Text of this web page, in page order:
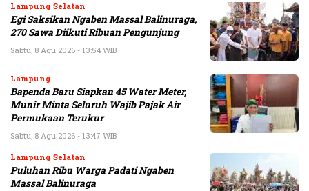
Lampung Selatan
Egi Saksikan Ngaben Massal Balinuraga,
270 Sawa Diikuti Ribuan Pengunjung
Sabtu, 8 Agu 2026 - 13:54 WIB
Lampung
Bapenda Baru Siapkan 45 Water Meter,
Munir Minta Seluruh Wajib Pajak Air
Permukaan Terukur
Sabtu, 8 Agu 2026 - 13:47 WIB
Lampung Selatan
Puluhan Ribu Warga Padati Ngaben
Massal Balinuraga